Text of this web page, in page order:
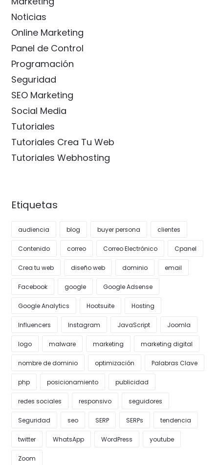
Noticias
Online Marketing
Panel de Control
Programación
Seguridad
SEO Marketing
Social Media
Tutoriales
Tutoriales Crea Tu Web
Tutoriales Webhosting
Etiquetas
audiencia blog buyer persona clientes
Contenido correo Correo Electrónico Cpanel
Crea tu web diseño web dominio email
Facebook google Google Adsense
Google Analytics Hootsuite Hosting
Influencers Instagram JavaScript Joomla
logo malware marketing marketing digital
nombre de dominio optimización Palabras Clave
php posicionamiento publicidad
redes sociales responsivo seguidores
Seguridad seo SERP SERPs tendencia
twitter WhatsApp WordPress youtube
Zoom